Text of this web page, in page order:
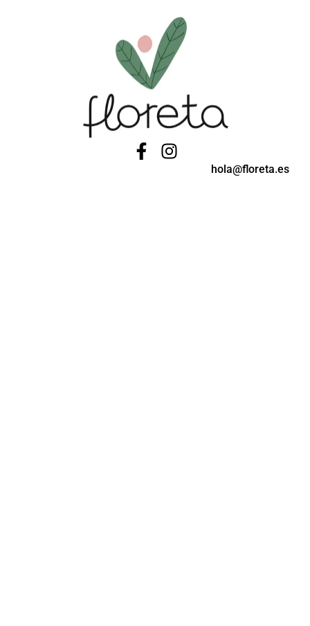
hola@floreta.es